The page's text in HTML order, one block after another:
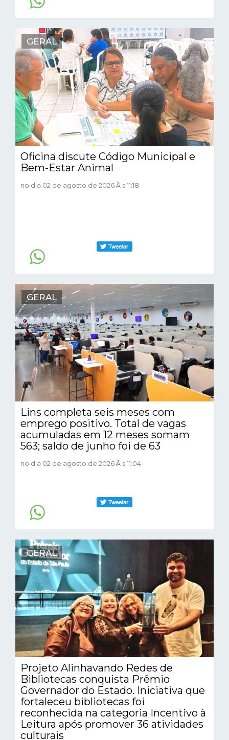
GERAL
Oficina discute Código Municipal e
Bem-Estar Animal
no dia 02 de agosto de 2026 Ã s 11:18
GERAL
Lins completa seis meses com
emprego positivo. Total de vagas
acumuladas em 12 meses somam
563; saldo de junho foi de 63
no dia 02 de agosto de 2026 Ã s 11:04
GERAL
Projeto Alinhavando Redes de
Bibliotecas conquista Prêmio
Governador do Estado. Iniciativa que
fortaleceu bibliotecas foi
reconhecida na categoria Incentivo à
Leitura após promover 36 atividades
culturais